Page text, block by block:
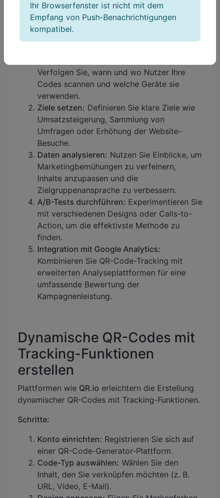
So optimieren Sie
Kampagnen mit QR-Code-
Tracking
Verfolgen Sie, wann und wo Nutzer Ihre
Codes scannen und welche Geräte sie
verwenden.
Ziele setzen: Definieren Sie klare Ziele wie
Umsatzsteigerung, Sammlung von
Umfragen oder Erhöhung der Website-
Besuche.
Daten analysieren: Nutzen Sie Einblicke, um
Marketingbemühungen zu verfeinern,
Inhalte anzupassen und die
Zielgruppenansprache zu verbessern.
A/B-Tests durchführen: Experimentieren Sie
mit verschiedenen Designs oder Calls-to-
Action, um die effektivste Methode zu
finden.
Integration mit Google Analytics:
Kombinieren Sie QR-Code-Tracking mit
erweiterten Analyseplattformen für eine
umfassende Bewertung der
Kampagnenleistung.
Dynamische QR-Codes mit
Tracking-Funktionen
erstellen
Plattformen wie QR.io erleichtern die Erstellung
dynamischer QR-Codes mit Tracking-Funktionen.
Schritte:
Konto einrichten: Registrieren Sie sich auf
einer QR-Code-Generator-Plattform.
Code-Typ auswählen: Wählen Sie den
Inhalt, den Sie verknüpfen möchten (z. B.
URL, Video, E-Mail).
Ihr Browserfenster ist nicht mit dem
Empfang von Push-Benachrichtigungen
kompatibel.